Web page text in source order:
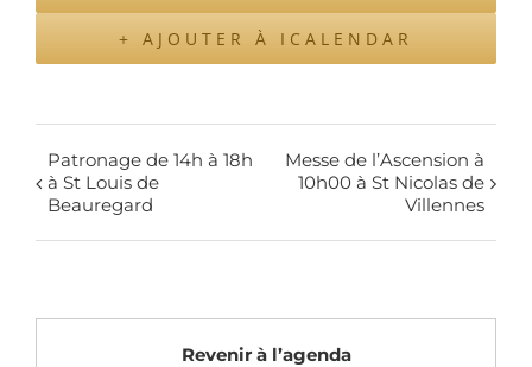
+ AJOUTER À ICALENDAR
Patronage de 14h à 18h
à St Louis de
Beauregard
Messe de l’Ascension à
10h00 à St Nicolas de
Villennes
Revenir à l’agenda